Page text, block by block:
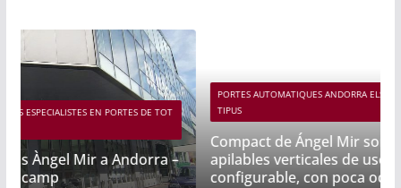
–
PORTES AUTOMATIQUES ANDORRA ELS ESPECIALISTES EN PORTES DE TOT
TIPUS
Compact de Ángel Mir son las únicas puertas
apilables verticales de uso industrial
configurable, con poca ocupación de espacio